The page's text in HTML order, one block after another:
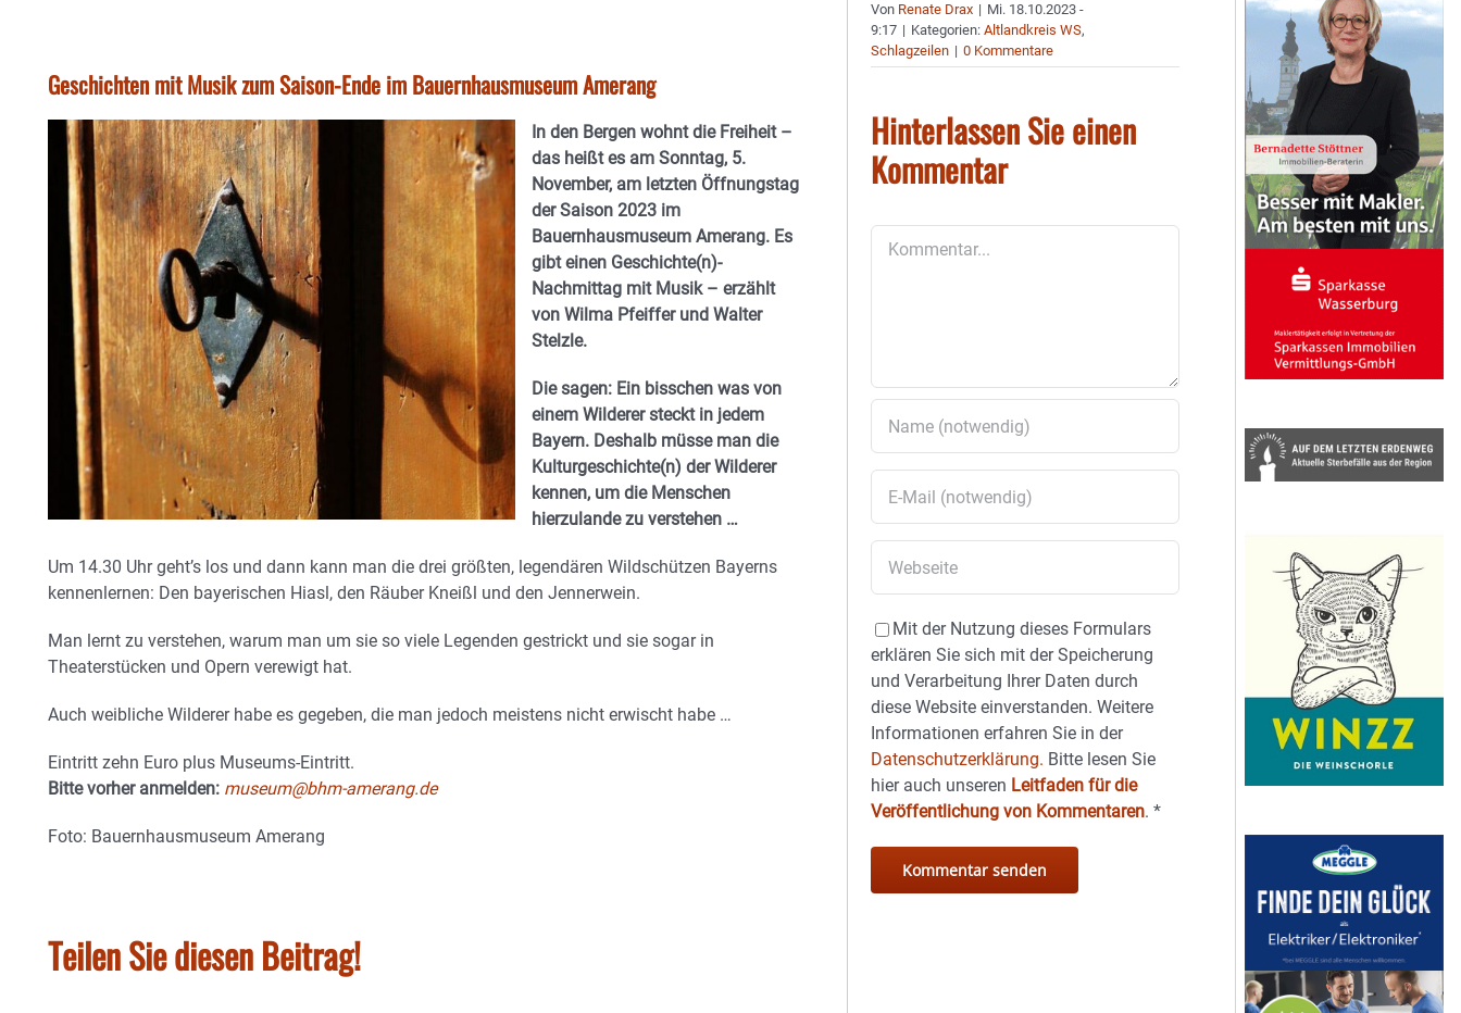
Geschichten mit Musik zum Saison-Ende im Bauernhausmuseum Amerang
In den Bergen wohnt die Freiheit –
das heißt es am Sonntag, 5.
November, am letzten Öffnungstag
der Saison 2023 im
Bauernhausmuseum Amerang. Es
gibt einen Geschichte(n)-
Nachmittag mit Musik – erzählt
von Wilma Pfeiffer und Walter
Stelzle.
Die sagen: Ein bisschen was von
einem Wilderer steckt in jedem
Bayern. Deshalb müsse man die
Kulturgeschichte(n) der Wilderer
kennen, um die Menschen
hierzulande zu verstehen …
Um 14.30 Uhr geht’s los und dann kann man die drei größten, legendären Wildschützen Bayerns
kennenlernen: Den bayerischen Hiasl, den Räuber Kneißl und den Jennerwein.
Man lernt zu verstehen, warum man um sie so viele Legenden gestrickt und sie sogar in
Theaterstücken und Opern verewigt hat.
Auch weibliche Wilderer habe es gegeben, die man jedoch meistens nicht erwischt habe …
Eintritt zehn Euro plus Museums-Eintritt.
Bitte vorher anmelden: museum@bhm-amerang.de
Foto: Bauernhausmuseum Amerang
Teilen Sie diesen Beitrag!
Von Renate Drax | Mi. 18.10.2023 -
9:17 | Kategorien:Altlandkreis WS,
Schlagzeilen | 0 Kommentare
Hinterlassen Sie einen
Kommentar
Mit der Nutzung dieses Formulars
erklären Sie sich mit der Speicherung
und Verarbeitung Ihrer Daten durch
diese Website einverstanden. Weitere
Informationen erfahren Sie in der
Datenschutzerklärung. Bitte lesen Sie
hier auch unseren Leitfaden für die
Veröffentlichung von Kommentaren.*